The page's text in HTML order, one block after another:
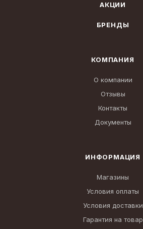
АКЦИИ
БРЕНДЫ
КОМПАНИЯ
О компании
Отзывы
Контакты
Документы
ИНФОРМАЦИЯ
Магазины
Условия оплаты
Условия доставки
Гарантия на товар